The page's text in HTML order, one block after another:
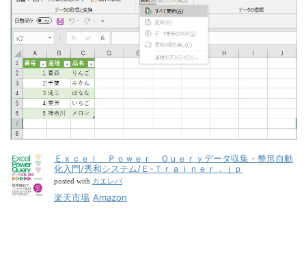
Ｅｘｃｅｌ Ｐｏｗｅｒ Ｑｕｅｒｙデータ収集・整形自動
化入門/秀和システム/Ｅ-Ｔｒａｉｎｅｒ．ｊｐ
posted with カエレバ
楽天市場 Amazon